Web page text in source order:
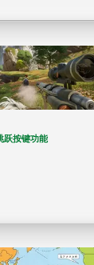
跃按键功能